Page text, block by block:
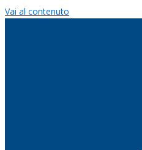
Vai al contenuto